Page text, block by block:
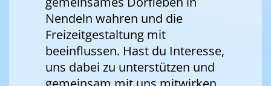
Nendeln wahren und die
Freizeitgestaltung mit
beeinflussen. Hast du Interesse,
uns dabei zu unterstützen und